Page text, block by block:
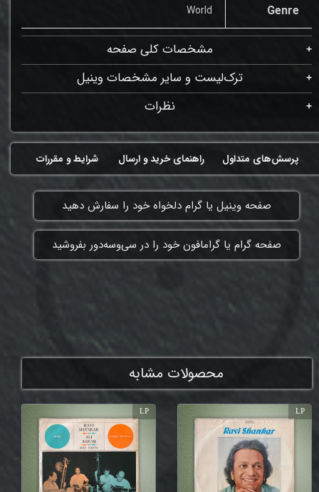
Genre
World
مشخصات کلی صفحه
ترک‌لیست و سایر مشخصات وینیل
نظرات
شرایط و مقررات راهنمای خرید و ارسال پرسش‌های متداول
​صفحه وینیل یا گرام دلخواه خود را سفارش دهید
​صفحه گرام یا گرامافون خود را در سی‌وسه‌دور بفروشید
محصولات مشابه
LP
LP